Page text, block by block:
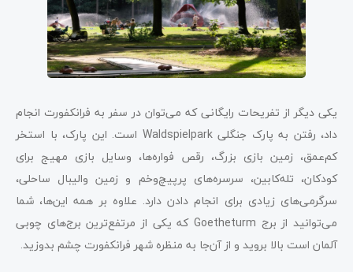
یکی دیگر از تفریحات رایگانی که می‌توان در سفر به فرانکفورت انجام
داد، رفتن به پارک جنگلی Waldspielpark است. این پارک، با استخر
کم‌عمق، زمین بازی بزرگ، رقص فواره‌ها، وسایل بازی مهیج برای
کودکان، تله‌کابین‌، سرسره‌های پرپیچ‌وخم و زمین والیبال ساحلی،
سرگرمی‌های زیادی برای انجام دادن دارد. علاوه بر همه این‌ها، شما
می‌توانید از برج Goetheturm که یکی از مرتفع‌ترین برج‌های چوبی
آلمان است بالا بروید و از آن‌جا به منظره شهر فرانکفورت چشم بدوزید.